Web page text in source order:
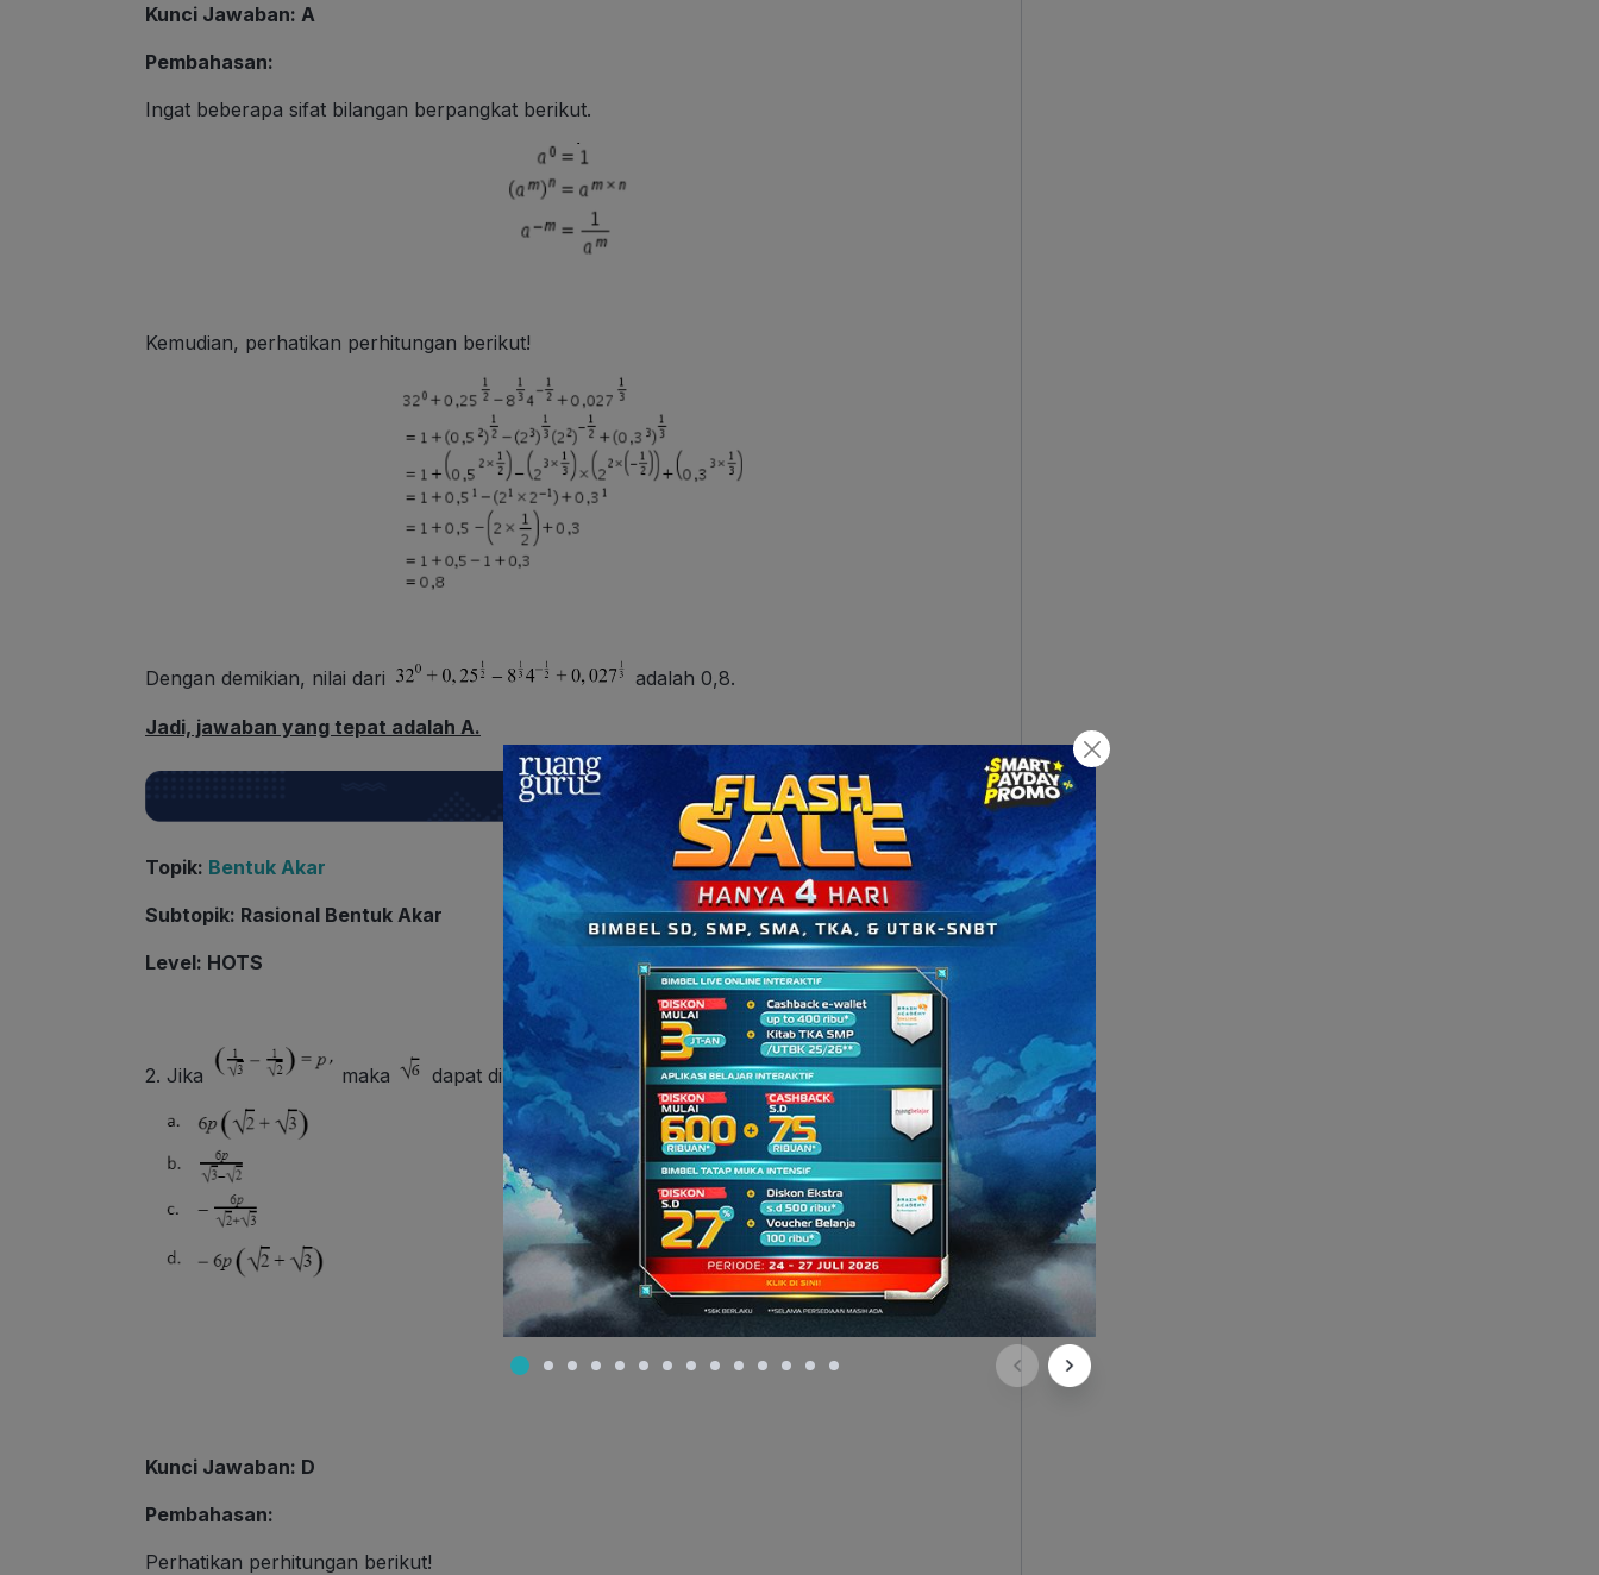
Kunci Jawaban: A
Pembahasan:
Ingat beberapa sifat bilangan berpangkat berikut.
Kemudian, perhatikan perhitungan berikut!
Dengan demikian, nilai dari
adalah 0,8.
Jadi, jawaban yang tepat adalah A.
Topik: Bentuk Akar
Subtopik: Rasional Bentuk Akar
Level: HOTS
2. Jika maka dapat dinyatakan dalampsebagai ….
Kunci Jawaban: D
Pembahasan:
Perhatikan perhitungan berikut!